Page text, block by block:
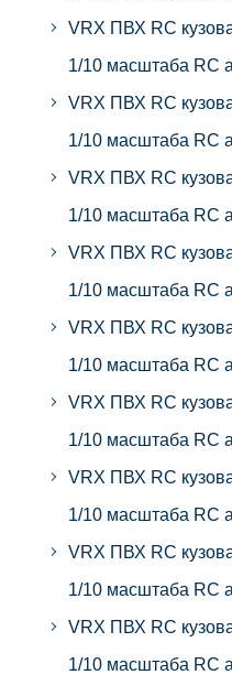
VRX ПВХ RC
1/10 масштаба RC
VRX ПВХ RC
1/10 масштаба RC
VRX ПВХ RC
1/10 масштаба RC
VRX ПВХ RC
1/10 масштаба RC
VRX ПВХ RC
1/10 масштаба RC
VRX ПВХ RC
1/10 масштаба RC
VRX ПВХ RC
1/10 масштаба RC
VRX ПВХ RC
1/10 масштаба RC
VRX ПВХ RC
1/10 масштаба RC